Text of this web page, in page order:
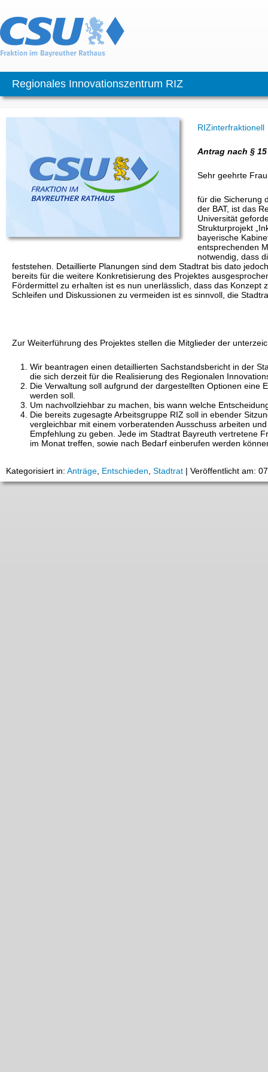
Regionales Innovationszentrum RIZ
RIZinterfraktionell
Antrag nach §
Sehr geehrte
für die Sicherung
der BAT, ist das
Universität
Strukturprojekt
bayerische
entsprechenden
notwendig, dass
feststehen. Detaillierte Planungen sind dem Stadtrat bis dato
bereits für die weitere Konkretisierung des Projektes
Fördermittel zu erhalten ist es nun unerlässlich, dass das
Schleifen und Diskussionen zu vermeiden ist es sinnvoll, die
Zur Weiterführung des Projektes stellen die Mitglieder der
Wir beantragen einen detaillierten Sachstandsbericht in der
die sich derzeit für die Realisierung des Regionalen
Die Verwaltung soll aufgrund der dargestellten Optionen eine
werden soll.
Um nachvollziehbar zu machen, bis wann welche
Die bereits zugesagte Arbeitsgruppe RIZ soll in ebender
vergleichbar mit einem vorberatenden Ausschuss arbeiten
Empfehlung zu geben. Jede im Stadtrat Bayreuth vertretene
im Monat treffen, sowie nach Bedarf einberufen werden
Kategorisiert in: Anträge Entschieden Stadtrat | Veröffentlicht am: